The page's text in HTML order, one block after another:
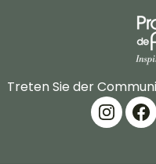
Treten Sie der